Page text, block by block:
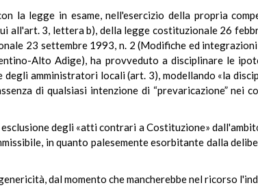
la legge in esame, nell'esercizio della propria
all'art. 3, lettera b), della legge costituzionale 26
23 settembre 1993, n. 2 (Modifiche ed
Alto Adige), ha provveduto a disciplinare le
amministratori locali (art. 3), modellando «la
di qualsiasi intenzione di “prevaricazione” nei
degli «atti contrari a Costituzione»
in quanto palesemente esorbitante dalla
dal momento che mancherebbe nel ricorso